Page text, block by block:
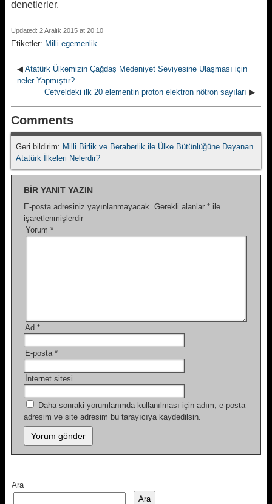
denetlerler.
Updated: 2 Aralık 2015 at 20:10
Etiketler: Milli egemenlik
◀ Atatürk Ülkemizin Çağdaş Medeniyet Seviyesine Ulaşması için
neler Yapmıştır?
Cetveldeki ilk 20 elementin proton elektron nötron sayıları ▶
Comments
Geri bildirim: Milli Birlik ve Beraberlik ile Ülke Bütünlüğüne Dayanan
Atatürk İlkeleri Nelerdir?
BIR YANIT YAZIN
E-posta adresiniz yayınlanmayacak. Gerekli alanlar * ile
işaretlenmişlerdir
Yorum *
Ad *
E-posta *
İnternet sitesi
Daha sonraki yorumlarımda kullanılması için adım, e-posta
adresim ve site adresim bu tarayıcıya kaydedilsin.
Ara
Ara